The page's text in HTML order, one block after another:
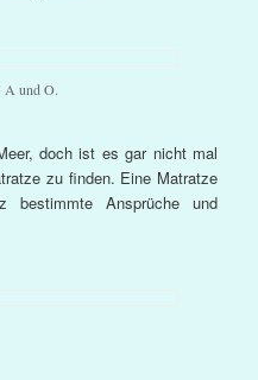
A und O.
doch ist es gar nicht mal
zu finden. Eine Matratze
bestimmte Ansprüche und